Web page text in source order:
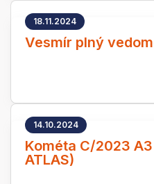
18.11.2024
Vesmír plný
14.10.2024
Kométa C/2023
ATLAS)